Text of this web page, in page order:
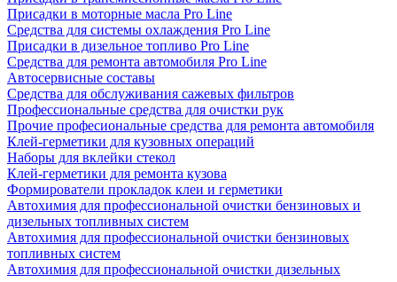
Присадки в моторные масла Pro Line
Средства для системы охлаждения Pro Line
Присадки в дизельное топливо Pro Line
Средства для ремонта автомобиля Pro Line
Автосервисные составы
Средства для обслуживания сажевых фильтров
Профессиональные средства для очистки рук
Прочие професиональные средства для ремонта автомобиля
Клей-герметики для кузовных операций
Наборы для вклейки стекол
Клей-герметики для ремонта кузова
Формирователи прокладок клеи и герметики
Автохимия для профессиональной очистки бензиновых и
дизельных топливных систем
Автохимия для профессиональной очистки бензиновых
топливных систем
Автохимия для профессиональной очистки дизельных